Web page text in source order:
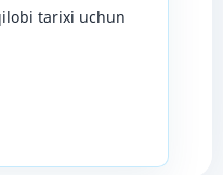
tarixi uchun